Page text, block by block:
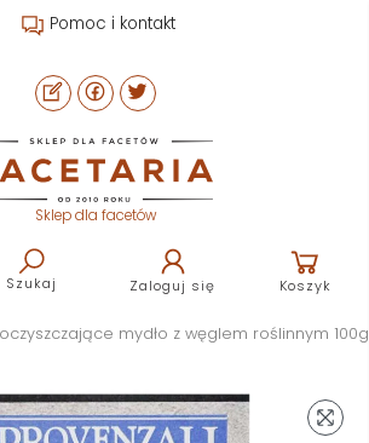
Pomoc i kontakt
Sklep dla facetów
Szukaj Zaloguj się Koszyk
oczyszczające mydło z węglem roślinnym 100g